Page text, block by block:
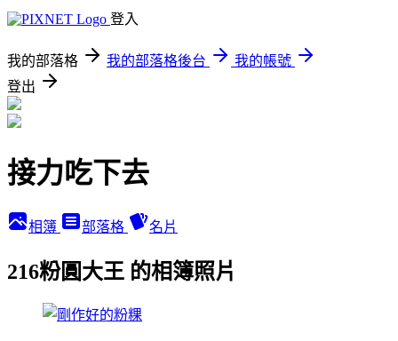
登入
我的部落格 我的部落格後台
我的帳號
登出
接力吃下去
相簿 部落格 名片
216粉圓大王 的相簿照片